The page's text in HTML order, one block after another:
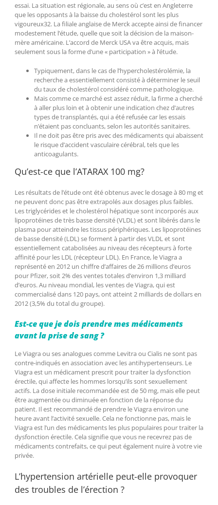
essai. La situation est régionale, au sens où c’est en Angleterre
que les opposants à la baisse du cholestérol sont les plus
vigoureux32. La filiale anglaise de Merck accepte ainsi de financer
modestement l’étude, quelle que soit la décision de la maison-
mère américaine. L’accord de Merck USA va être acquis, mais
seulement sous la forme d’une « participation » à l’étude.
Typiquement, dans le cas de l’hypercholestérolémie, la
recherche a essentiellement consisté à déterminer le seuil
du taux de cholestérol considéré comme pathologique.
Mais comme ce marché est assez réduit, la firme a cherché
à aller plus loin et à obtenir une indication chez d’autres
types de transplantés, qui a été refusée car les essais
n’étaient pas concluants, selon les autorités sanitaires.
Il ne doit pas être pris avec des médicaments qui abaissent
le risque d’accident vasculaire cérébral, tels que les
anticoagulants.
Qu’est-ce que l’ATARAX 100 mg?
Les résultats de l’étude ont été obtenus avec le dosage à 80 mg et
ne peuvent donc pas être extrapolés aux dosages plus faibles.
Les triglycérides et le cholestérol hépatique sont incorporés aux
lipoprotéines de très basse densité (VLDL) et sont libérés dans le
plasma pour atteindre les tissus périphériques. Les lipoprotéines
de basse densité (LDL) se forment à partir des VLDL et sont
essentiellement catabolisées au niveau des récepteurs à forte
affinité pour les LDL (récepteur LDL). En France, le Viagra a
représenté en 2012 un chiffre d’affaires de 26 millions d’euros
pour Pfizer, soit 2% des ventes totales d’environ 1,3 milliard
d’euros. Au niveau mondial, les ventes de Viagra, qui est
commercialisé dans 120 pays, ont atteint 2 milliards de dollars en
2012 (3,5% du total du groupe).
Est-ce que je dois prendre mes médicaments
avant la prise de sang ?
Le Viagra ou ses analogues comme Levitra ou Cialis ne sont pas
contre-indiqués en association avec les antihypertenseurs. Le
Viagra est un médicament prescrit pour traiter la dysfonction
érectile, qui affecte les hommes lorsqu’ils sont sexuellement
actifs. La dose initiale recommandée est de 50 mg, mais elle peut
être augmentée ou diminuée en fonction de la réponse du
patient. Il est recommandé de prendre le Viagra environ une
heure avant l’activité sexuelle. Cela ne fonctionne pas, mais le
Viagra est l’un des médicaments les plus populaires pour traiter la
dysfonction érectile. Cela signifie que vous ne recevrez pas de
médicaments contrefaits, ce qui peut également nuire à votre vie
privée.
L’hypertension artérielle peut-elle provoquer
des troubles de l’érection ?